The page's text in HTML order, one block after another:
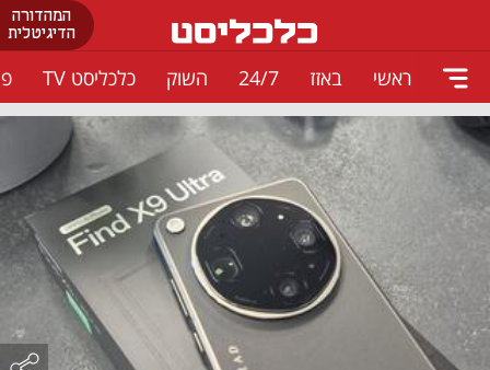
המהדורה
הדיגיטלית
ראשי באזז 24/7 השוק כלכליסט TV